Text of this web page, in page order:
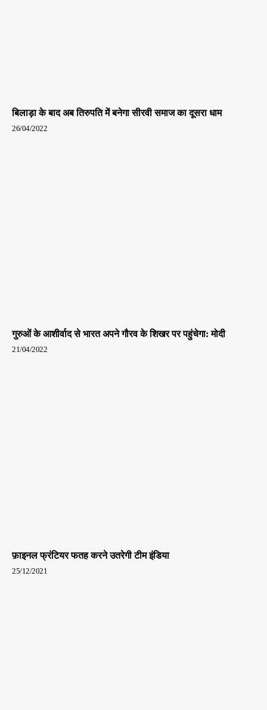
बिलाड़ा के बाद अब तिरुपति में बनेगा सीरवी समाज का दूसरा धाम
26/04/2022
गुरुओं के आशीर्वाद से भारत अपने गौरव के शिखर पर पहुंचेगा: मोदी
21/04/2022
फ़ाइनल फ्रंटियर फतह करने उतरेगी टीम इंडिया
25/12/2021